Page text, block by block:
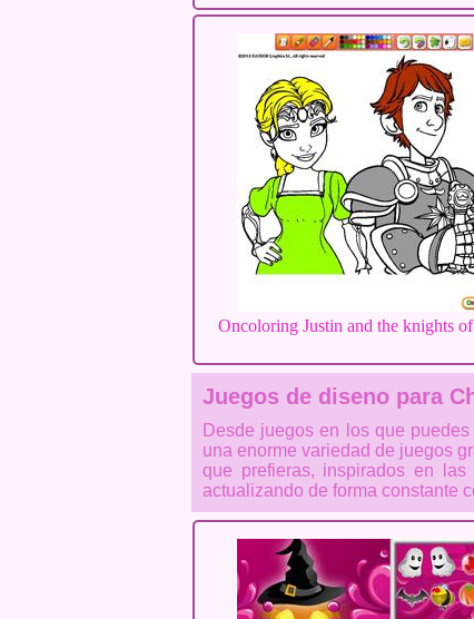
Oncoloring Justin and the knights
Juegos de diseno para
Desde juegos en los que
una enorme variedad de juegos
que prefieras, inspirados en
actualizando de forma constante